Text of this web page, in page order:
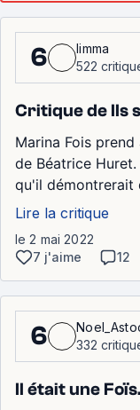
6
limma
522
Critique de Ils
Marina Fois
de Béatrice
qu'il démontrerait
Lire la critique
le 2 mai 2022
7 j'aime
12
6
332
Il était une